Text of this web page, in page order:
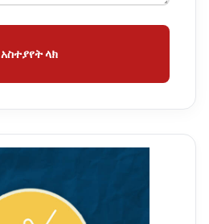
አስተያየት ላክ